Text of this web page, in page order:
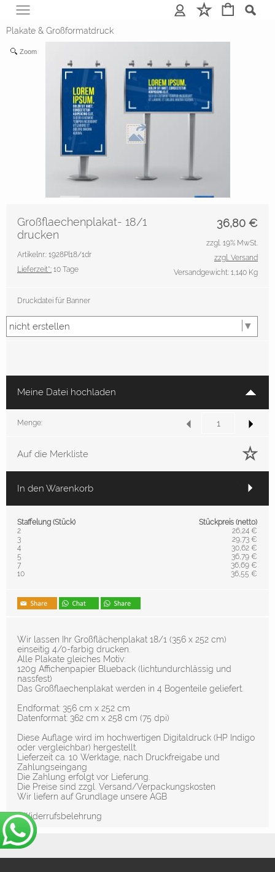
AnmeldenMerkliste
Plakate & Großformatdruck
Zoom
36,80 €
Großflaechenplakat- 18/1
drucken
Artikelnr.: 1928Pl18/1dr
Lieferzeit*: 10 Tage
zzgl. 19% MwSt.
zzgl. Versand
Versandgewicht: 1,140 Kg
Druckdatei für Banner
Meine Datei hochladen
Menge:
Auf die Merkliste
In den Warenkorb
Staffelung (Stück)
Stückpreis (netto)
2
26,24 €
3
29,73 €
4
30,62 €
5
36,79 €
7
36,69 €
10
36,55 €
Wir lassen Ihr Großflächenplakat 18/1 (356 x 252 cm)
einseitig 4/0-farbig drucken.
Alle Plakate gleiches Motiv:
120g Affichenpapier Blueback (lichtundurchlässig und
nassfest)
Das Großflaechenplakat werden in 4 Bogenteile geliefert.
Endformat: 356 cm x 252 cm
Datenformat: 362 cm x 258 cm (75 dpi)
Diese Auflage wird im hochwertigen Digitaldruck (HP Indigo
oder vergleichbar) hergestellt.
Lieferzeit ca. 10 Werktage, nach Druckfreigabe und
Zahlungseingang
Die Zahlung erfolgt vor Lieferung.
Die Preise sind zzgl. Versand/Verpackungskosten
Wir liefern auf Grundlage unsere AGB
▸Widerrufsbelehrung